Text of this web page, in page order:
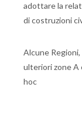
adottare la
di costruzioni
Alcune
ulteriori zone A
hoc